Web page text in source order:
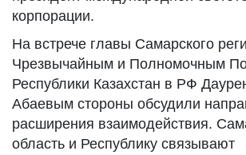
корпорации.
На встрече главы Самарского
Чрезвычайным и Полномочным
Республики Казахстан в РФ
Абаевым стороны обсудили
расширения взаимодействия.
область и Республику связывают